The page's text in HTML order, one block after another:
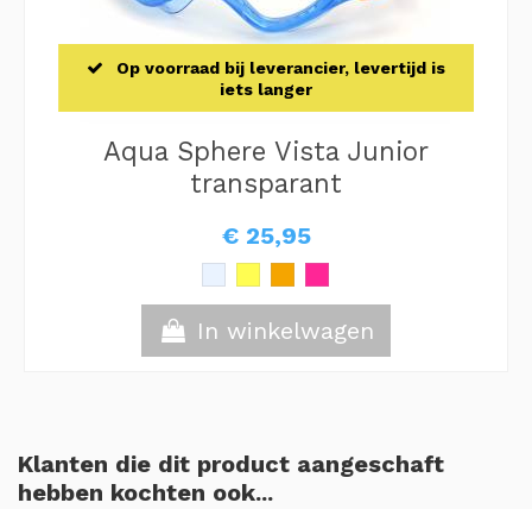
Op voorraad bij leverancier, levertijd is
iets langer
Aqua Sphere Vista Junior
transparant
€ 25,95
In winkelwagen
Klanten die dit product aangeschaft
hebben kochten ook...